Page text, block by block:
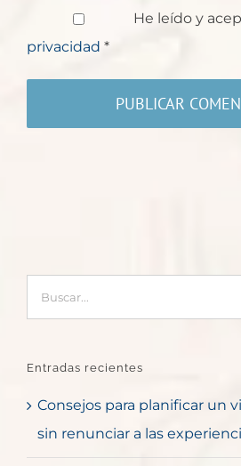
He leído y
privacidad *
Entradas recientes
Consejos para planificar un
sin renunciar a las